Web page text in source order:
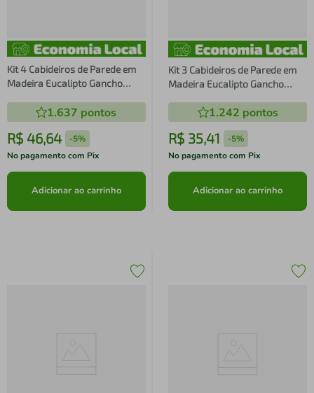
Kit 4 Cabideiros de Parede em
Madeira Eucalipto Gancho
1.637 pontos
R$ 46,64 -5%
No pagamento com Pix
Adicionar ao carrinho
Kit 3 Cabideiros de Parede em
Madeira Eucalipto Gancho
1.242 pontos
R$ 35,41 -5%
No pagamento com Pix
Adicionar ao carrinho